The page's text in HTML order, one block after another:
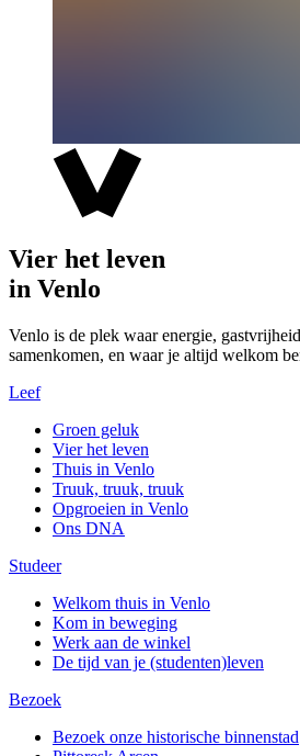
Vier het leven
in Venlo
Venlo is de plek waar energie,
samenkomen, en waar je altijd welkom
Leef
Groen geluk
Vier het leven
Thuis in Venlo
Truuk, truuk, truuk
Opgroeien in Venlo
Ons DNA
Studeer
Welkom thuis in Venlo
Kom in beweging
Werk aan de winkel
De tijd van je (studenten)leven
Bezoek
Bezoek onze historische binnenstad